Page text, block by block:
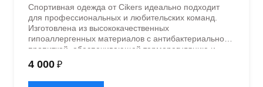
Спортивная одежда от Cikers идеально подходит
для профессиональных и любительских команд.
Изготовлена из высококачественных
гипоаллергенных материалов с антибактериальной
пропиткой, обеспечивающей терморегуляцию и
быстрое влагоотведение. Одежда обладает
эластичностью в 5 направлениях и стильным
дизайном.
4 000 ₽